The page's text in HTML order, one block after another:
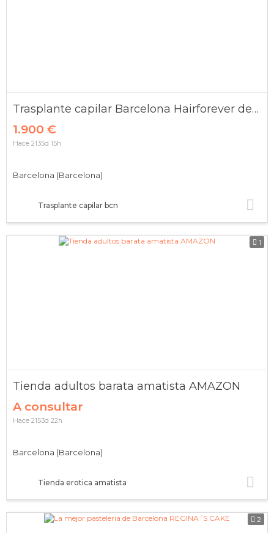
Trasplante capilar Barcelona Hairforever desde 1.900€
1.900 €
Trasplante capilar bcn
Barcelona (Barcelona)
Hace 2135d 15h
1
Tienda adultos barata amatista AMAZON
A consultar
Tienda erotica amatista
Barcelona (Barcelona)
Hace 2153d 22h
2